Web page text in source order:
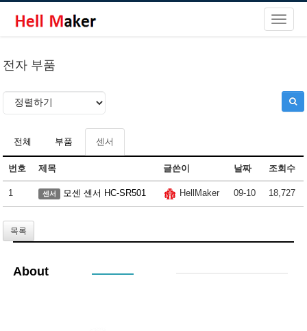
전자 부품
전체 부품 센서
번호 제목 글쓴이 날짜 조회수
1 센서 모센 센서 HC-SR501 HellMaker 09-10 18,727
목록
About